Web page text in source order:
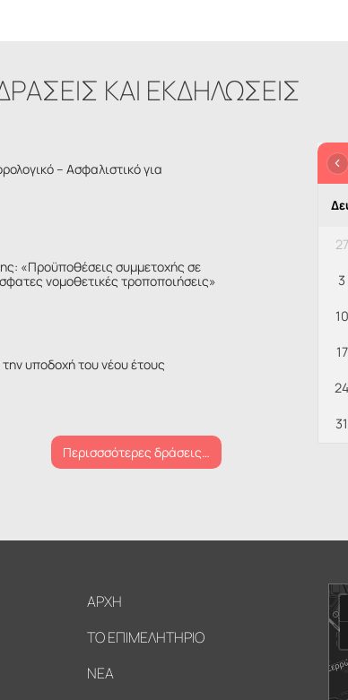
ΚΑΙ ΕΚΔΗΛΩΣΕΙΣ
– Ασφαλιστικό για
«Προϋποθέσεις συμμετοχής σε
νομοθετικές τροποποιήσεις»
υποδοχή του νέου έτους
Περισσσότερες δράσεις…
27
3
10
17
24
31
Υποσέλιδο
ΑΡΧΗ
ΤΟ ΕΠΙΜΕΛΗΤΗΡΙΟ
ΝΕΑ